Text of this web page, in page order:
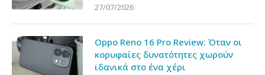
27/07/2026
Oppo Reno 16 Pro Review: Όταν οι
κορυφαίες δυνατότητες χωρούν
ιδανικά στο ένα χέρι